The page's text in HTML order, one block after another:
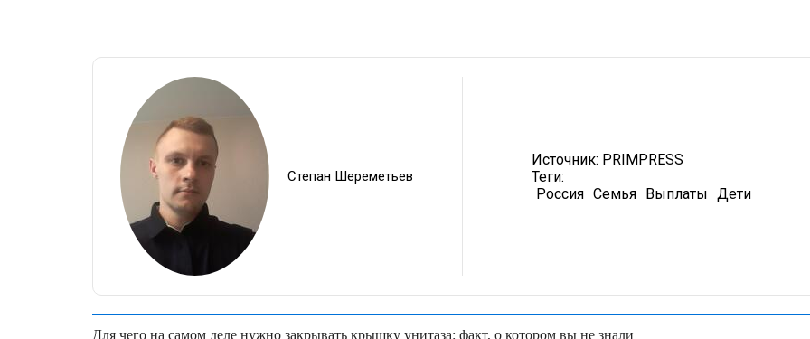
Степан Шереметьев
Источник: PRIMPRESS
Теги:
Россия Семья Выплаты Дети
Для чего на самом деле нужно закрывать крышку унитаза: факт, о котором вы не знали